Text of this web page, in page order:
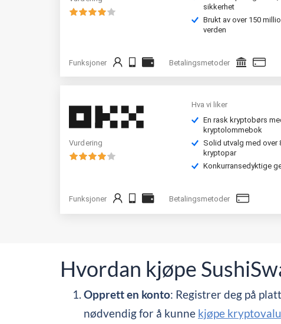
sikkerhet
Brukt av over 150
verden
Funksjoner Betalingsmetoder
Vurdering
Hva vi liker
En rask kryptobørs
kryptolommebok
Solid utvalg med over
kryptopar
Konkurransedyktige
Funksjoner Betalingsmetoder
Hvordan kjøpe
Opprett en konto: Registrer deg på
nødvendig for å kunne kjøpe